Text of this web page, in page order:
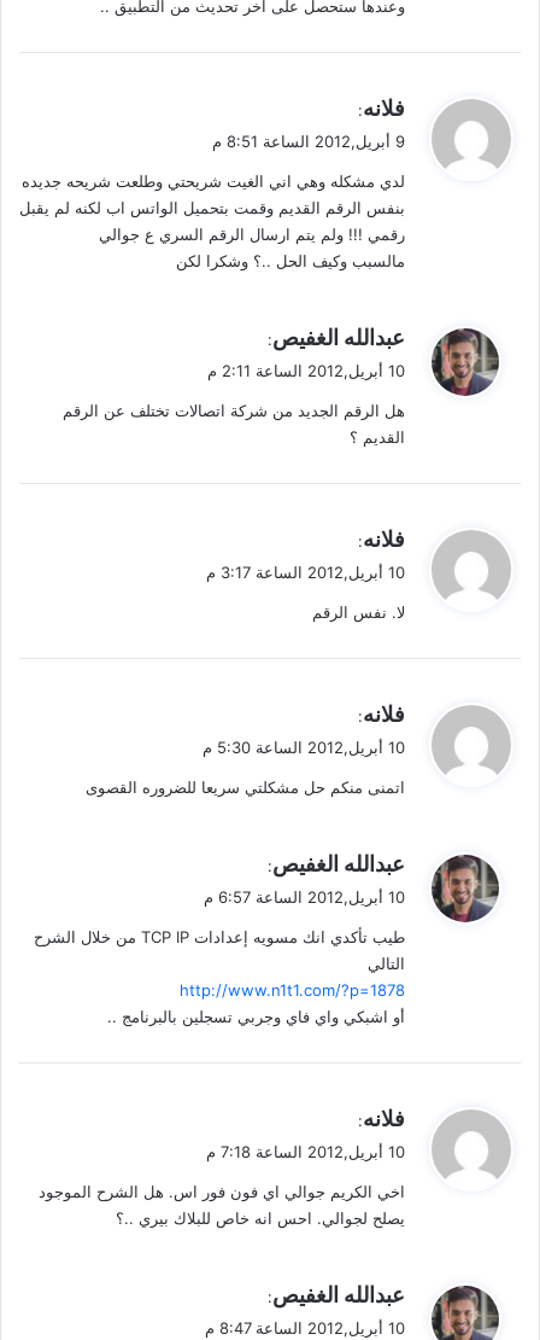
وعندها ستحصل على اخر تحديث من التطبيق ..
ي
ق
ل
فلانه:
9 أبريل,2012 الساعة 8:51 م
لدي مشكله وهي اني الغيت شريحتي وطلعت شريحه جديده
بنفس الرقم القديم وقمت بتحميل الواتس اب لكنه لم يقبل
رقمي !!! ولم يتم ارسال الرقم السري ع جوالي
مالسبب وكيف الحل ..؟ وشكرا لكن
ي
ق
ل
عبدالله الغفيص:
10 أبريل,2012 الساعة 2:11 م
هل الرقم الجديد من شركة اتصالات تختلف عن الرقم
القديم ؟
ي
ق
ل
فلانه:
10 أبريل,2012 الساعة 3:17 م
لا. نفس الرقم
ي
ق
ل
فلانه:
10 أبريل,2012 الساعة 5:30 م
اتمنى منكم حل مشكلتي سريعا للضروره القصوى
ي
ق
ل
عبدالله الغفيص:
10 أبريل,2012 الساعة 6:57 م
طيب تأكدي انك مسويه إعدادات TCP IP من خلال الشرح
التالي
http://www.n1t1.com/?p=1878
أو اشبكي واي فاي وجربي تسجلين بالبرنامج ..
ي
ق
ل
فلانه:
10 أبريل,2012 الساعة 7:18 م
اخي الكريم جوالي اي فون فور اس. هل الشرح الموجود
يصلح لجوالي. احس انه خاص للبلاك بيري ..؟
ي
ق
عبدالله الغفيص:
10 أبريل,2012 الساعة 8:47 م